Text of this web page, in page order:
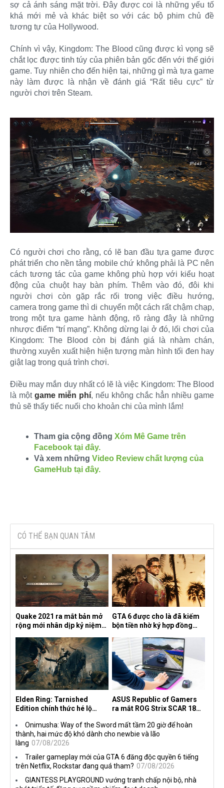
sợ cả ánh sáng mặt trời. Đây được coi là những yếu tố
khá mới mẻ và khác biệt so với các bộ phim chủ đề
tương tự của Hollywood.
Chính vì vậy, Kingdom: The Blood cũng được kì vọng sẽ
chắt lọc được tinh túy của phiên bản gốc đến với thế giới
game. Tuy nhiên cho đến hiện tại, những gì mà tựa game
này làm được là nhận về đánh giá “Rất tiêu cực” từ
người chơi trên Steam.
Có người chơi cho rằng, có lẽ ban đầu tựa game được
phát triển cho nền tảng mobile chứ không phải là PC nên
cách tương tác của game không phù hợp với kiểu hoạt
động của chuột hay bàn phím. Thêm vào đó, đôi khi
người chơi còn gặp rắc rối trong việc điều hướng,
camera trong game thì di chuyển một cách rất chậm chạp,
trong một tựa game hành động, rõ ràng đây là những
nhược điểm “trí mạng”. Không dừng lại ở đó, lối chơi của
Kingdom: The Blood còn bị đánh giá là nhàm chán,
thường xuyên xuất hiện hiện tượng màn hình tối đen hay
giật lag trong quá trình chơi.
Điều may mắn duy nhất có lẽ là việc Kingdom: The Blood
là một game miễn phí, nếu không chắc hẳn nhiều game
thủ sẽ thấy tiếc nuối cho khoản chi của mình lắm!
Tham gia cộng đồng Xóm Mê Game trên
Facebook tại đây.
Và xem những Video Review chất lượng của
GameHub tại đây.
CÓ THỂ BẠN QUAN TÂM
Quake 2021 ra mắt bản mở
rộng mới nhân dịp kỷ niệm
the Machine
GTA 6 được cho là đã kiếm
bộn tiền nhờ ký hợp đồng
Elden Ring: Tarnished
Edition chính thức hé lộ
ASUS Republic of Gamers
ra mắt ROG Strix SCAR 18
Onimusha: Way of the Sword mất tầm 20 giờ để hoàn
thành, hai mức độ khó dành cho newbie và lão
làng 07/08/2026
Trailer gameplay mới của GTA 6 đăng độc quyền 6 tiếng
trên Netflix, Rockstar đang quá tham? 07/08/2026
GIANTESS PLAYGROUND vướng tranh chấp nội bộ, nhà